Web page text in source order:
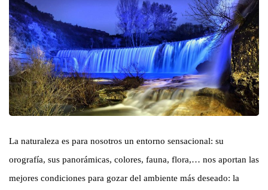
La naturaleza es para nosotros un entorno sensacional: su
orografía, sus panorámicas, colores, fauna, flora,… nos aportan las
mejores condiciones para gozar del ambiente más deseado: la